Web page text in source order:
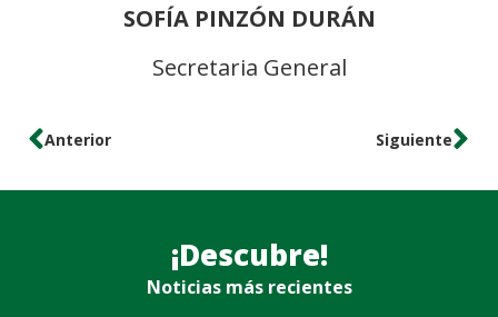
SOFÍA PINZÓN DURÁN
Secretaria General
Anterior Siguiente
¡Descubre!
Noticias más recientes